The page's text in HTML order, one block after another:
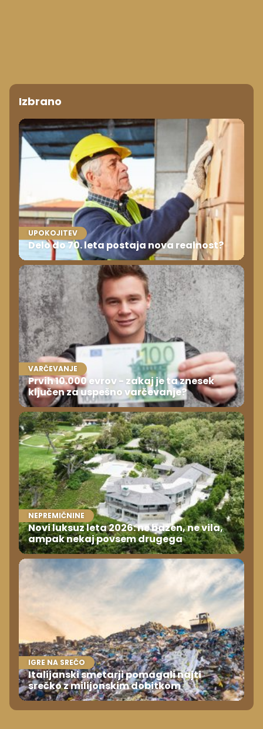
Izbrano
UPOKOJITEV
Delo do 70. leta postaja nova realnost?
VARČEVANJE
Prvih 10.000 evrov - zakaj je ta znesek
ključen za uspešno varčevanje?
NEPREMIČNINE
Novi luksuz leta 2026: ne bazen, ne vila,
ampak nekaj povsem drugega
IGRE NA SREČO
Italijanski smetarji pomagali najti
srečko z milijonskim dobitkom